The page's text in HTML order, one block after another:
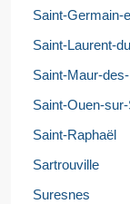
Saint-Germain-
Saint-Laurent-
Saint-Maur-
Saint-Ouen-
Saint-Raphaël
Sartrouville
Suresnes